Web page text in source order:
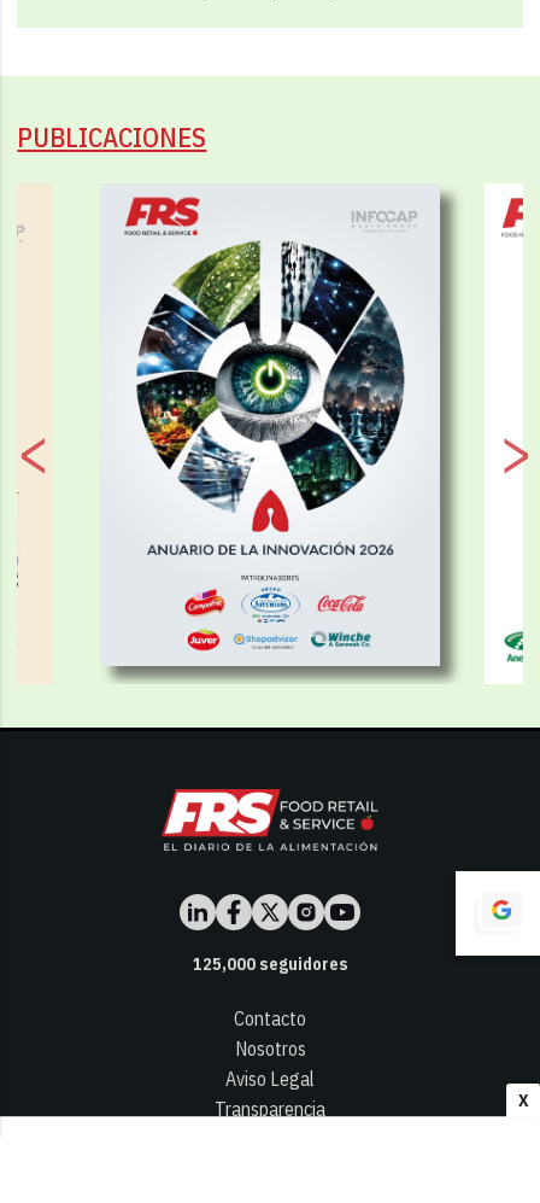
X
PUBLICACIONES
125,000seguidores
Contacto
Nosotros
Aviso Legal
Transparencia